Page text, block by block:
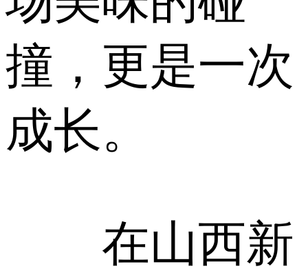
撞，更是一次
成长。
在山西新